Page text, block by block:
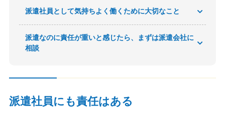
派遣社員として気持ちよく働くために大切なこと
派遣なのに責任が重いと感じたら、まずは派遣会社に
相談
派遣社員にも責任はある